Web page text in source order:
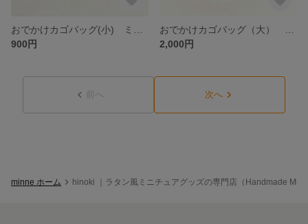
900円
2,000円
前へ 次へ
minne ホーム hinoki ｜ラタン風ミニチュアグッズの専門店（Handmade